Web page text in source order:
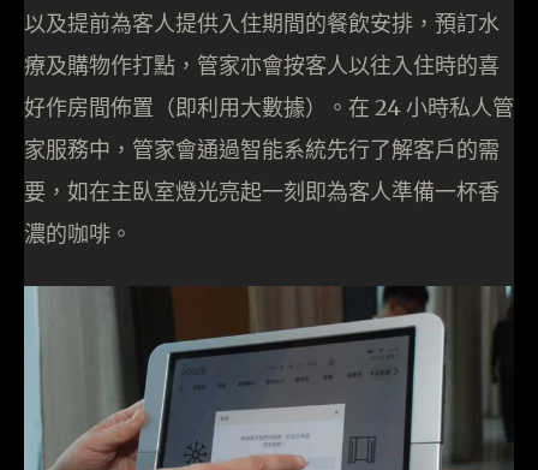
以及提前為客人提供入住期間的餐飲安排，預訂水
療及購物作打點，管家亦會按客人以往入住時的喜
好作房間佈置（即利用大數據）。在 24 小時私人管
家服務中，管家會通過智能系統先行了解客戶的需
要，如在主臥室燈光亮起一刻即為客人準備一杯香
濃的咖啡。